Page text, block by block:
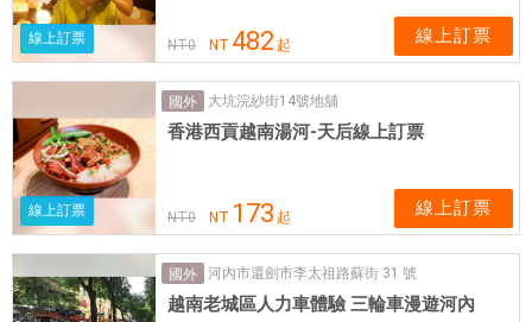
線上訂票 NT0 NT 482 起 線上訂票
線上訂票
國外 大坑浣紗街14號地舖
香港西貢越南湯河-天后線上訂票
NT0 NT 173 起 線上訂票
國外 河內市還劍市李太祖路蘇街 31 號
越南老城區人力車體驗 三輪車漫遊河內